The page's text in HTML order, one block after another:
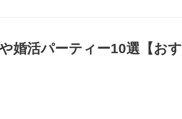
婚活パーティー10選【おす